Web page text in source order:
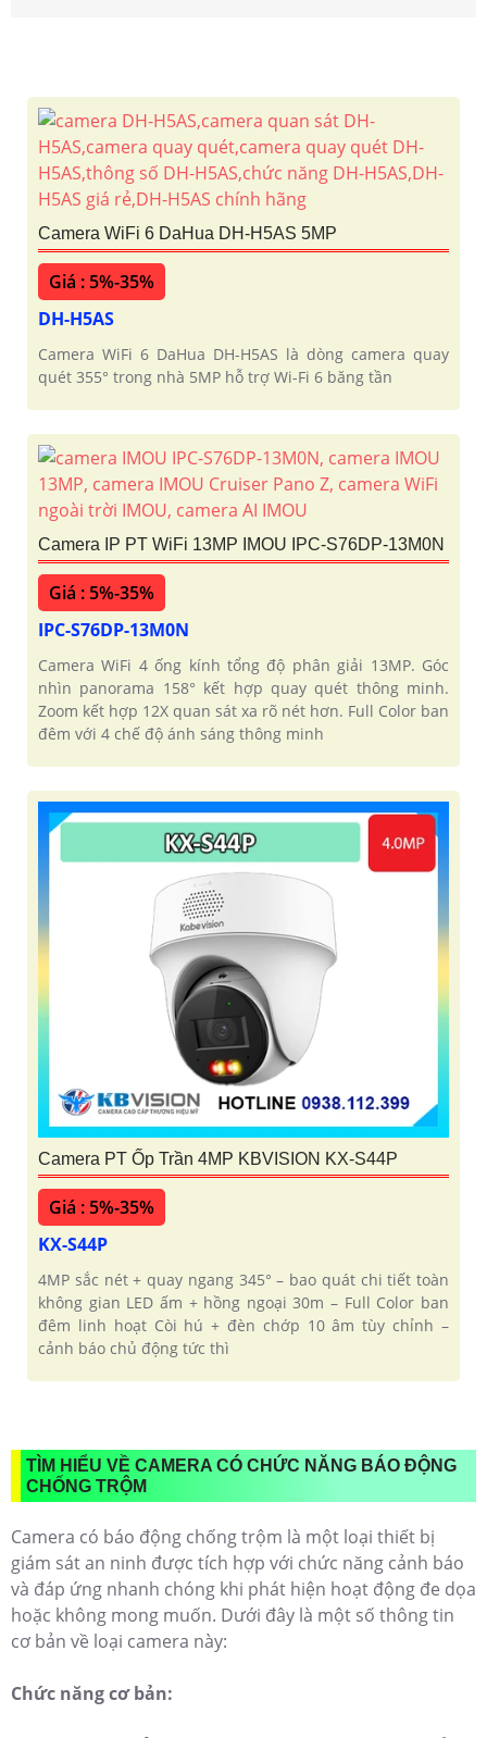
Camera WiFi 6 DaHua DH-H5AS 5MP
Giá : 5%-35%
DH-H5AS
Camera WiFi 6 DaHua DH-H5AS là dòng camera quay
quét 355° trong nhà 5MP hỗ trợ Wi-Fi 6 băng tần
Camera IP PT WiFi 13MP IMOU IPC-S76DP-13M0N
Giá : 5%-35%
IPC-S76DP-13M0N
Camera WiFi 4 ống kính tổng độ phân giải 13MP. Góc
nhìn panorama 158° kết hợp quay quét thông minh.
Zoom kết hợp 12X quan sát xa rõ nét hơn. Full Color ban
đêm với 4 chế độ ánh sáng thông minh
Camera PT Ốp Trần 4MP KBVISION KX-S44P
Giá : 5%-35%
KX-S44P
4MP sắc nét + quay ngang 345° – bao quát chi tiết toàn
không gian LED ấm + hồng ngoại 30m – Full Color ban
đêm linh hoạt Còi hú + đèn chớp 10 âm tùy chỉnh –
cảnh báo chủ động tức thì
TÌM HIỂU VỀ CAMERA CÓ CHỨC NĂNG BÁO ĐỘNG
CHỐNG TRỘM
Camera có báo động chống trộm là một loại thiết bị
giám sát an ninh được tích hợp với chức năng cảnh báo
và đáp ứng nhanh chóng khi phát hiện hoạt động đe dọa
hoặc không mong muốn. Dưới đây là một số thông tin
cơ bản về loại camera này:
Chức năng cơ bản: